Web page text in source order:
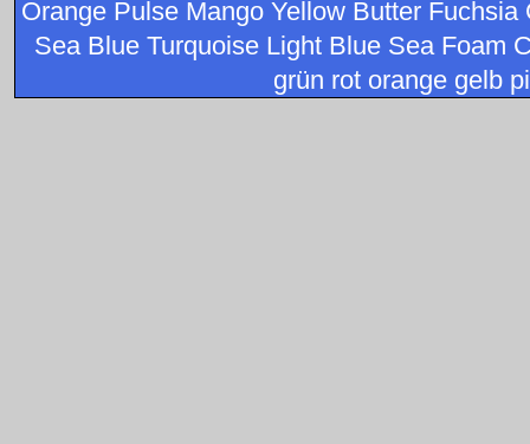
Orange Pulse Mango Yellow Butter
Sea Blue Turquoise Light Blue Sea Foam
grün rot orange gelb